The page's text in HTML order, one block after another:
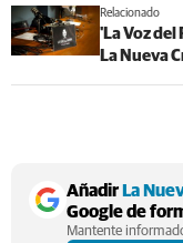
Relacionado
'La Voz del
La Nueva
AñadirLa
Google de
Mantente